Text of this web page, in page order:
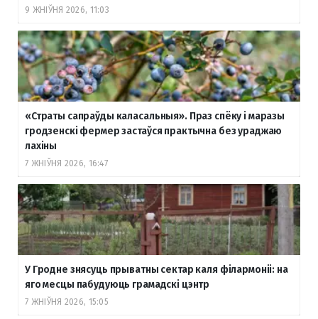
9 ЖНІЎНЯ 2026, 11:03
«Страты сапраўды каласальныя». Праз спёку і маразы
гродзенскі фермер застаўся практычна без ураджаю
лахіны
7 ЖНІЎНЯ 2026, 16:47
У Гродне знясуць прыватны сектар каля філармоніі: на
яго месцы пабудуюць грамадскі цэнтр
7 ЖНІЎНЯ 2026, 15:05